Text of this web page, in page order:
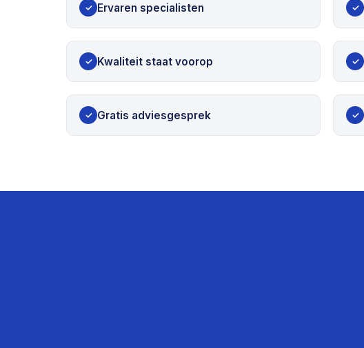
✓ Ervaren specialisten ✓
✓ Kwaliteit staat voorop ✓
✓ Gratis adviesgesprek ✓